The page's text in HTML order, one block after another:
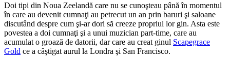
Doi tipi din Noua Zeelandă care nu se cunoşteau până în momentul
în care au devenit cumnaţi au petrecut un an prin baruri şi saloane
discutând despre cum şi-ar dori să creeze propriul lor gin. Asta este
povestea a doi cumnaţi şi a unui muzician part-time, care au
acumulat o groază de datorii, dar care au creat ginul Scapegrace
Gold ce a câştigat aurul la Londra şi San Francisco.